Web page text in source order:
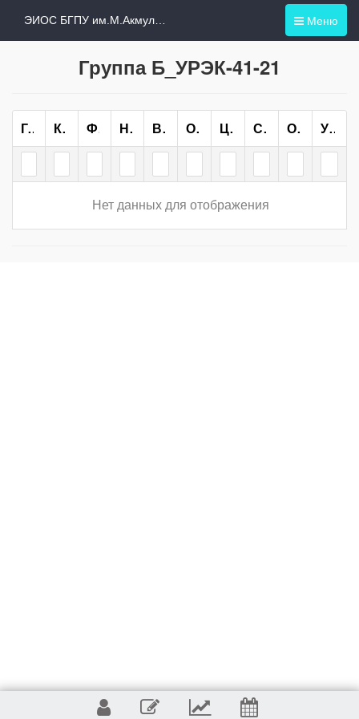
Меню
Группа Б_УРЭК-41-21
Группа Курс Форма Обучения Направление/специальность Всего ОО ЦН СН ОП Учебный План
Нет данных для отображения